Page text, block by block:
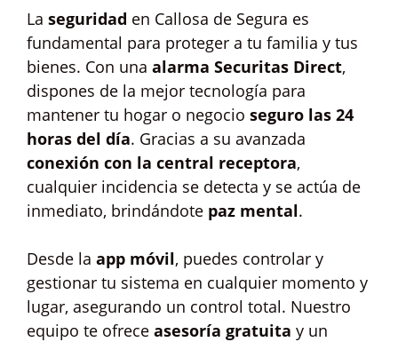
La seguridad en Callosa de Segura es
fundamental para proteger a tu familia y tus
bienes. Con una alarma Securitas Direct,
dispones de la mejor tecnología para
mantener tu hogar o negocio seguro las 24
horas del día. Gracias a su avanzada
conexión con la central receptora,
cualquier incidencia se detecta y se actúa de
inmediato, brindándote paz mental.
Desde la app móvil, puedes controlar y
gestionar tu sistema en cualquier momento y
lugar, asegurando un control total. Nuestro
equipo te ofrece asesoría gratuita y un